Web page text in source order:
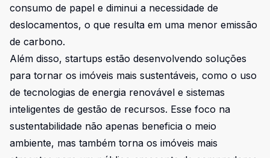
consumo de papel e diminui a necessidade de
deslocamentos, o que resulta em uma menor emissão
de carbono.
Além disso, startups estão desenvolvendo soluções
para tornar os imóveis mais sustentáveis, como o uso
de tecnologias de energia renovável e sistemas
inteligentes de gestão de recursos. Esse foco na
sustentabilidade não apenas beneficia o meio
ambiente, mas também torna os imóveis mais